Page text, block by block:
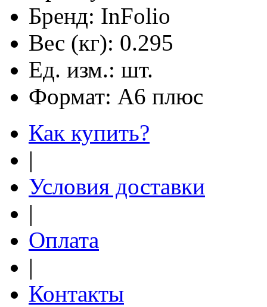
Бренд: InFolio
Вес (кг): 0.295
Ед. изм.: шт.
Формат: А6 плюс
Как купить?
|
Условия доставки
|
Оплата
|
Контакты